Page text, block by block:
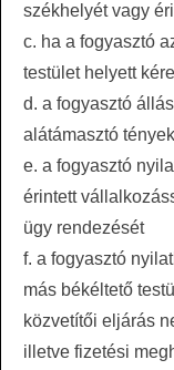
székhelyét vagy
c. ha a fogyasztó
testület helyett
d. a fogyasztó
alátámasztó
e. a fogyasztó
érintett
ügy rendezését
f. a fogyasztó
más békéltető
közvetítői eljárás
illetve fizetési